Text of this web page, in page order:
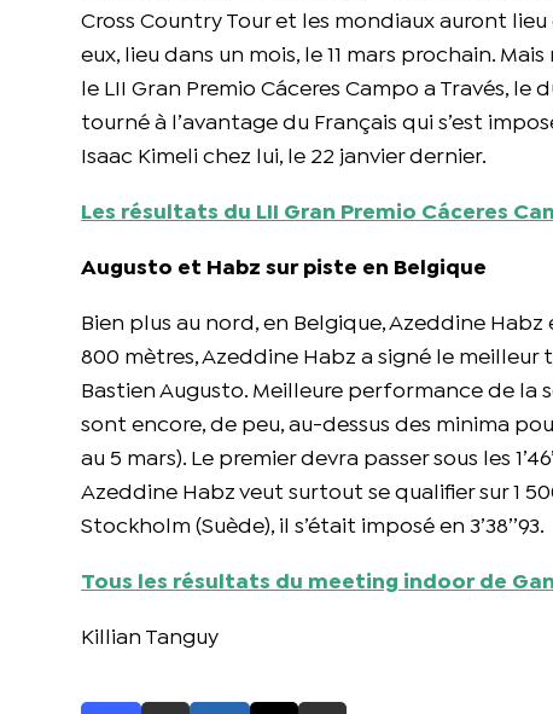
Cross Country Tour et les mondiaux auront
eux, lieu dans un mois, le 11 mars prochain.
le LII Gran Premio Cáceres Campo a Través,
tourné à l’avantage du Français qui s’est
Isaac Kimeli chez lui, le 22 janvier dernier.
Les résultats du LII Gran Premio Cáceres
Augusto et Habz sur piste en Belgique
Bien plus au nord, en Belgique, Azeddine
800 mètres, Azeddine Habz a signé le meilleur
Bastien Augusto. Meilleure performance de la
sont encore, de peu, au-dessus des minima
au 5 mars). Le premier devra passer sous les
Azeddine Habz veut surtout se qualifier sur 1
Stockholm (Suède), il s’était imposé en 3’38’’93.
Tous les résultats du meeting indoor de
Killian Tanguy